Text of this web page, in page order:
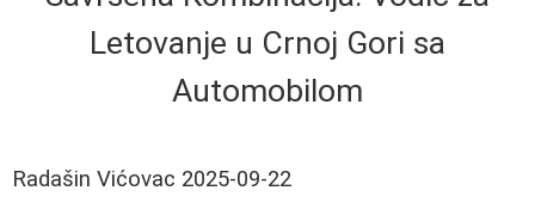
Letovanje u Crnoj Gori sa
Automobilom
Radašin Vićovac 2025-09-22